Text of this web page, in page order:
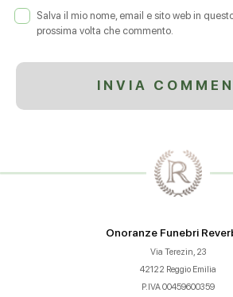
Salva il mio nome, email e sito web in
prossima volta che commento.
Onoranze Funebri
Via Terezin, 23
42122 Reggio Emilia
P.IVA 00459600359